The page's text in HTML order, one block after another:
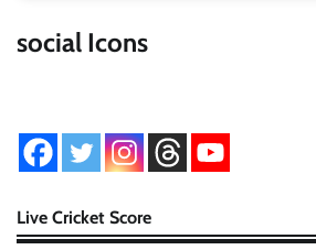
social Icons
Live Cricket Score